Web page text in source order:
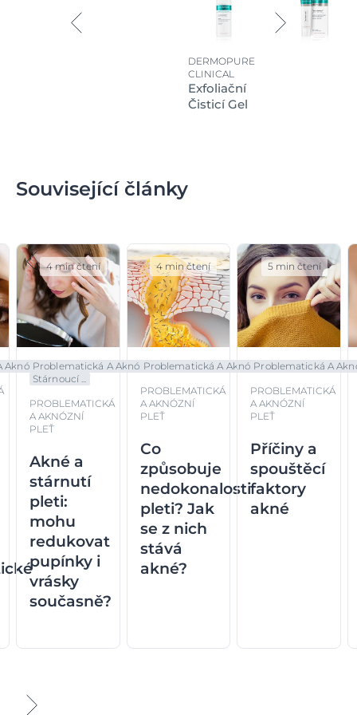
DERMOPURE
CLINICAL
Exfoliační
Čisticí Gel
Související články
Problematická A Aknó...
Stárnoucí ...
PROBLEMATICKÁ
A AKNÓZNÍ
PLEŤ
Akné a
stárnutí
pleti:
mohu
redukovat
pupínky i
vrásky
současně?
4 min čtení
Problematická A Aknó...
PROBLEMATICKÁ
A AKNÓZNÍ
PLEŤ
Co
způsobuje
nedokonalosti
pleti? Jak
se z nich
stává
akné?
4 min čtení
Problematická A
PROBLEMATICKÁ
A AKNÓZNÍ
PLEŤ
Příčiny a
spouštěcí
faktory
akné
5 min čtení